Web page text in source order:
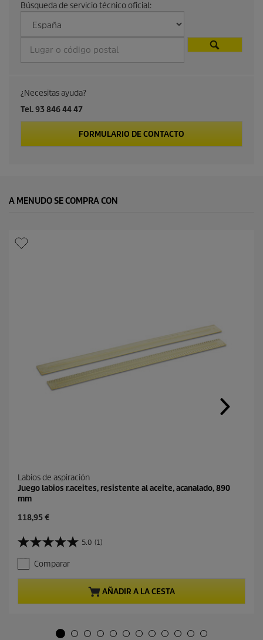
Búsqueda de servicio técnico oficial:
¿Necesitas ayuda?
Tel. 93 846 44 47
FORMULARIO DE CONTACTO
A MENUDO SE COMPRA CON
Labios de aspiración
Juego labios r.aceites, resistente al aceite, acanalado, 890
mm
P
e
c
i
o
a
t
118,95 €
5.0 (1)
5
.
0
d
Comparar
AÑADIR A LA CESTA